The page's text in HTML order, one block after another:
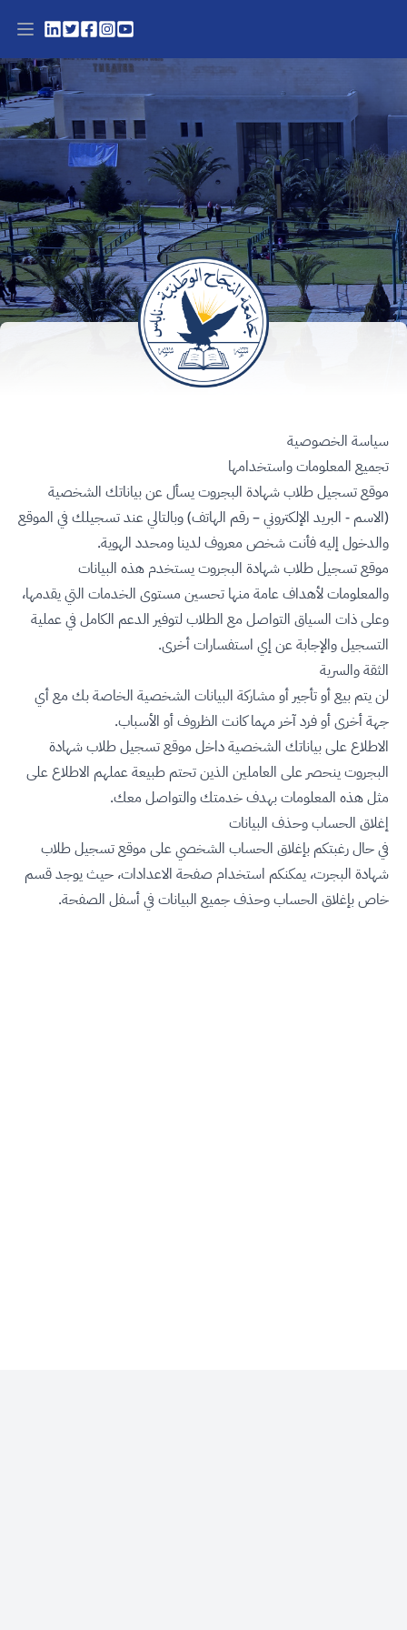
سياسة الخصوصية
تجميع المعلومات واستخدامها
موقع تسجيل طلاب شهادة البجروت يسأل عن بياناتك الشخصية
(الاسم - البريد الإلكتروني – رقم الهاتف) وبالتالي عند تسجيلك في الموقع
والدخول إليه فأنت شخص معروف لدينا ومحدد الهوية.
موقع تسجيل طلاب شهادة البجروت يستخدم هذه البيانات
والمعلومات لأهداف عامة منها تحسين مستوى الخدمات التي يقدمها،
وعلى ذات السياق التواصل مع الطلاب لتوفير الدعم الكامل في عملية
التسجيل والإجابة عن إي استفسارات أخرى.
الثقة والسرية
لن يتم بيع أو تأجير أو مشاركة البيانات الشخصية الخاصة بك مع أي
جهة أخرى أو فرد آخر مهما كانت الظروف أو الأسباب.
الاطلاع على بياناتك الشخصية داخل موقع تسجيل طلاب شهادة
البجروت ينحصر على العاملين الذين تحتم طبيعة عملهم الاطلاع على
مثل هذه المعلومات بهدف خدمتك والتواصل معك.
إغلاق الحساب وحذف البيانات
في حال رغبتكم بإغلاق الحساب الشخصي على موقع تسجيل طلاب
شهادة البجرت، يمكنكم استخدام صفحة الاعدادات، حيث يوجد قسم
خاص بإغلاق الحساب وحذف جميع البيانات في أسفل الصفحة.